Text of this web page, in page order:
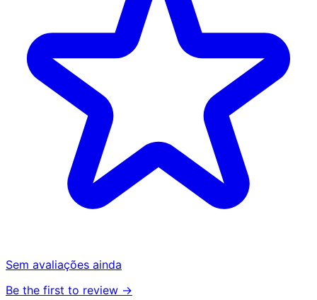
Sem avaliações ainda
Be the first to review →